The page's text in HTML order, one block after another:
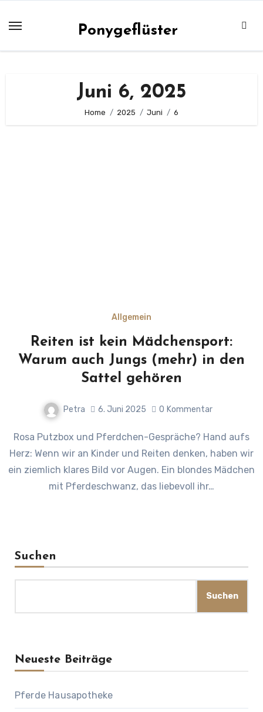
Inhalt
Ponygeflüster
Juni 6, 2025
Home 2025 Juni 6
Allgemein
Reiten ist kein Mädchensport:
Warum auch Jungs (mehr) in den
Sattel gehören
Petra 6. Juni 2025 0 Kommentar
Rosa Putzbox und Pferdchen-Gespräche? Hand aufs
Herz: Wenn wir an Kinder und Reiten denken, haben wir
ein ziemlich klares Bild vor Augen. Ein blondes Mädchen
mit Pferdeschwanz, das liebevoll ihr…
Suchen
Suchen
Neueste Beiträge
Pferde Hausapotheke